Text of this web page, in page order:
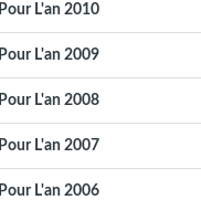
Pour L'an 2010
Pour L'an 2009
Pour L'an 2008
Pour L'an 2007
Pour L'an 2006